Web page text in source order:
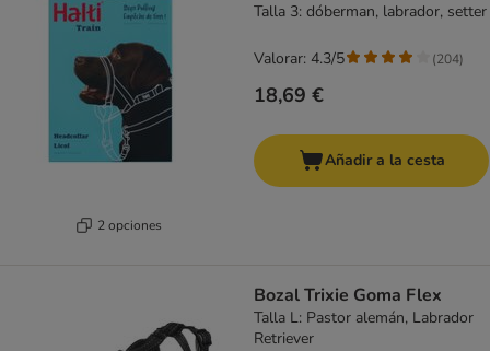
2 opciones
Talla 3: dóberman, labrador, setter
18,69 €
Valorar: 4.3/5 (204)
Añadir a la cesta
Bozal Trixie Goma Flex
Talla L: Pastor alemán, Labrador
Retriever